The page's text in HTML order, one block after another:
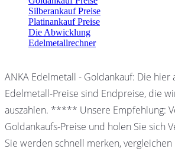
Silberankauf Preise
Platinankauf Preise
Die Abwicklung
Edelmetallrechner
ANKA Edelmetall - Goldankauf: Die hier
Edelmetall-Preise sind Endpreise, die
auszahlen. ***** Unsere Empfehlung:
Goldankaufs-Preise und holen Sie sich
Sie werden schnell merken,